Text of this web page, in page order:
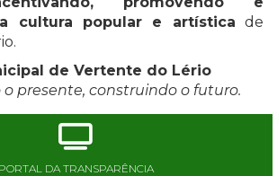
cultura popular e artística de
de Vertente do Lério
presente, construindo o futuro.
PORTAL DA TRANSPARÊNCIA